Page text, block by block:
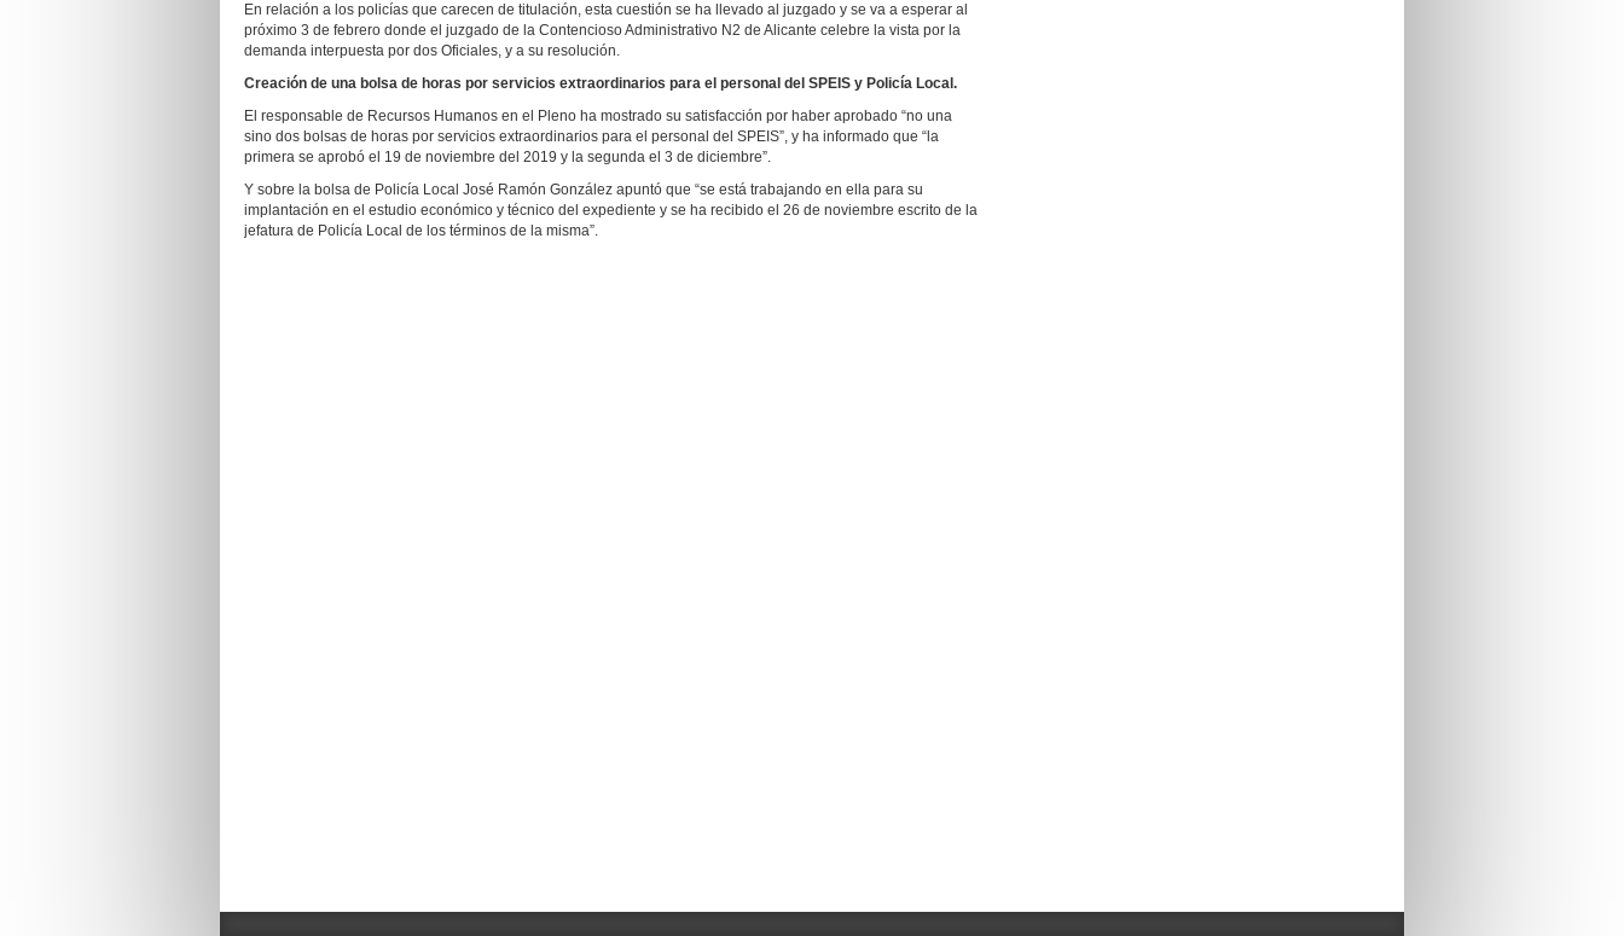
En relación a los policías que carecen de titulación, esta cuestión se ha llevado al juzgado y se va a esperar al
próximo 3 de febrero donde el juzgado de la Contencioso Administrativo N2 de Alicante celebre la vista por la
demanda interpuesta por dos Oficiales, y a su resolución.
Creación de una bolsa de horas por servicios extraordinarios para el personal del SPEIS y Policía Local.
El responsable de Recursos Humanos en el Pleno ha mostrado su satisfacción por haber aprobado “no una
sino dos bolsas de horas por servicios extraordinarios para el personal del SPEIS”, y ha informado que “la
primera se aprobó el 19 de noviembre del 2019 y la segunda el 3 de diciembre”.
Y sobre la bolsa de Policía Local José Ramón González apuntó que “se está trabajando en ella para su
implantación en el estudio económico y técnico del expediente y se ha recibido el 26 de noviembre escrito de la
jefatura de Policía Local de los términos de la misma”.